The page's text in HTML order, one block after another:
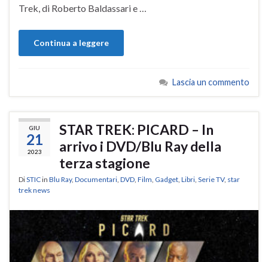
Trek, di Roberto Baldassari e …
Continua a leggere
Lascia un commento
GIU
21
2023
STAR TREK: PICARD – In
arrivo i DVD/Blu Ray della
terza stagione
DiSTICin Blu Ray, Documentari DVD Film Gadget Libri Serie TV, star
trek news